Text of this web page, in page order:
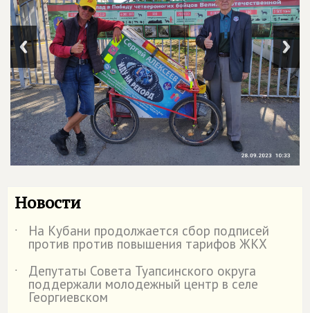
Новости
˙ На Кубани продолжается сбор подписей
против против повышения тарифов ЖКХ
˙
Депутаты Совета Туапсинского округа
поддержали молодежный центр в селе
Георгиевском